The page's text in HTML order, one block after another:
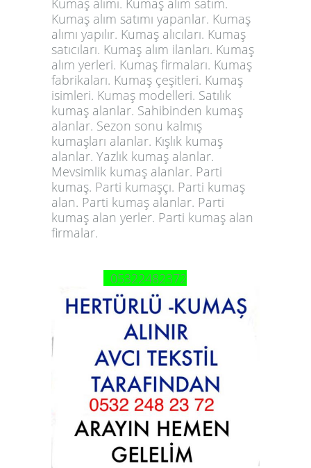
Kumaş alımı. Kumaş alım satım.
Kumaş alım satımı yapanlar. Kumaş
alımı yapılır. Kumaş alıcıları. Kumaş
satıcıları. Kumaş alım ilanları. Kumaş
alım yerleri. Kumaş firmaları. Kumaş
fabrikaları. Kumaş çeşitleri. Kumaş
isimleri. Kumaş modelleri. Satılık
kumaş alanlar. Sahibinden kumaş
alanlar. Sezon sonu kalmış
kumaşları alanlar. Kışlık kumaş
alanlar. Yazlık kumaş alanlar.
Mevsimlik kumaş alanlar. Parti
kumaş. Parti kumaşçı. Parti kumaş
alan. Parti kumaş alanlar. Parti
kumaş alan yerler. Parti kumaş alan
firmalar.
05322482372